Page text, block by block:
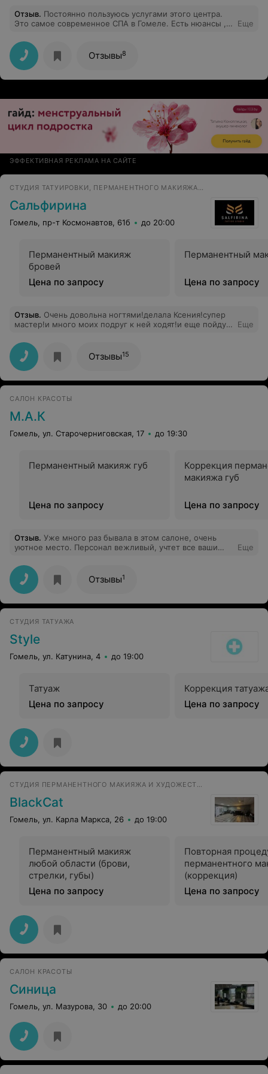
Отзыв. Постоянно пользуюсь услугами этого центра.
Это самое современное СПА в Гомеле. Есть нюансы ,
Очень советую для сравнения посетить. Просто
сравните. Многие из моих знакомых скептический
относились к этому центру. Говорили это роскошь не
для нас.Их мнение поменялось.
Еще
Отзывы8
ЭФФЕКТИВНАЯ РЕКЛАМА НА САЙТЕ
СТУДИЯ ТАТУИРОВКИ, ПЕРМАНЕНТНОГО МАКИЯЖА И ПИРСИНГА
Сальфирина
Гомель, пр-т Космонавтов, 61б до 20:00
Перманентный макияж
бровей
Цена по запросу
Перманентный
Цена по запросу
Отзыв. Очень довольна ногтями!делала Ксения!супер
мастер!и много моих подруг к ней ходят!и еще пойду!а
Еще
Отзывы15
САЛОН КРАСОТЫ
М.А.К
Гомель, ул. Старочерниговская, 17 до 19:30
Перманентный макияж губ
Цена по запросу
Коррекция
макияжа губ
Цена по запросу
Отзыв. Уже много раз бывала в этом салоне, очень
уютное место. Персонал вежливый, учтет все ваши
останетесь довольны) цена и качество тут на высоте)
Особенно хочу выразить благодарность Юлии
ногтевому мастеру за её труд, хожу только к ней, она
лучший мастер в городе)
Еще
Отзывы1
СТУДИЯ ТАТУАЖА
Style
Гомель, ул. Катунина, 4 до 19:00
Татуаж
Цена по запросу
Коррекция
Цена по запросу
СТУДИЯ ПЕРМАНЕНТНОГО МАКИЯЖА И ХУДОЖЕСТВЕННОЙ ТАТУИРОВКИ
BlackCat
Гомель, ул. Карла Маркса, 26 до 19:00
Перманентный макияж
любой области (брови,
стрелки, губы)
Цена по запросу
Повторная
перманентного
(коррекция)
Цена по запросу
САЛОН КРАСОТЫ
Синица
Гомель, ул. Мазурова, 30 до 20:00